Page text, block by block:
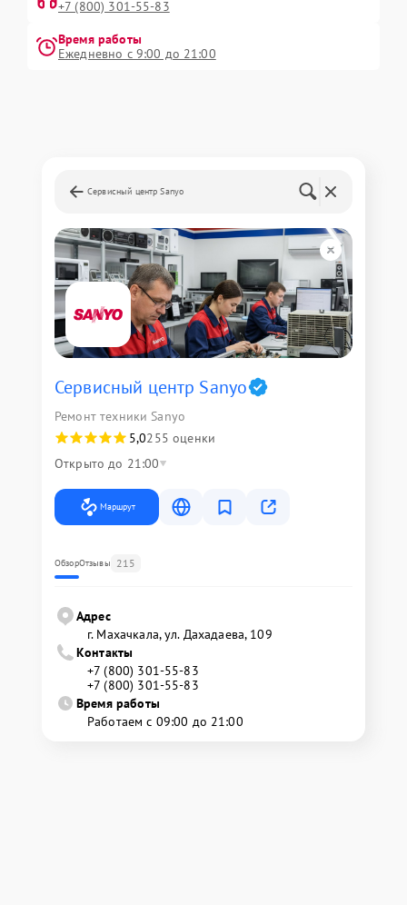
+7 (800) 301-55-83
Время работы
Ежедневно с 9:00 до 21:00
Сервисный центр Sanyo
Сервисный центр Sanyo
Ремонт техники Sanyo
5,0255 оценки
Открыто до 21:00
Маршрут
ОбзорОтзывы 215
Адрес
г. Махачкала, ул. Дахадаева, 109
Контакты
+7 (800) 301-55-83
+7 (800) 301-55-83
Время работы
Работаем с 09:00 до 21:00